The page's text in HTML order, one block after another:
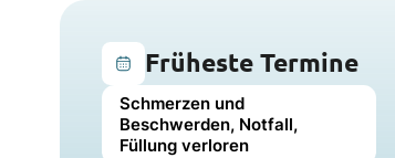
Früheste Termine
Schmerzen und
Beschwerden, Notfall,
Füllung verloren